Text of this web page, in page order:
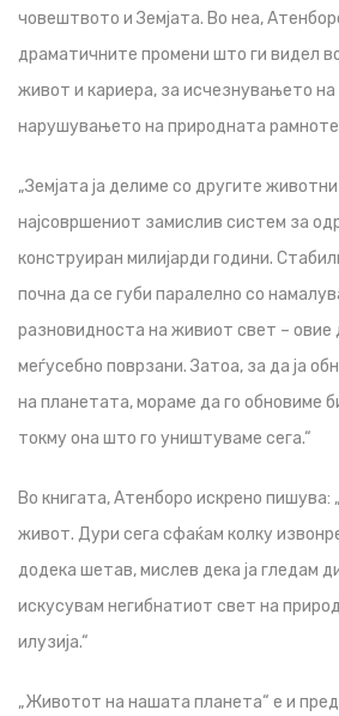
човештвото и Земјата. Во неа,
драматичните промени што ги видел
живот и кариера, за исчезнувањето
нарушувањето на природната
„Земјата ја делиме со другите
најсовршениот замислив систем за
конструиран милијарди години.
почна да се губи паралелно со
разновидноста на живиот свет – овие
меѓусебно поврзани. Затоа, за да ја
на планетата, мораме да го обновиме
токму она што го уништуваме сега.“
Во книгата, Атенборо искрено пишува:
живот. Дури сега сфаќам колку
додека шетав, мислев дека ја гледам
искусувам негибнатиот свет на
илузија.“
„Животот на нашата планета“ е и